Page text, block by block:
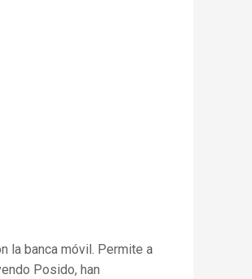
la banca móvil. Permite a
Posido, han